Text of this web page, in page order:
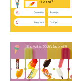
zomer?
A Cornetto Raketje
C Magnum Calippo
En... wat is JOUW favoriet?!